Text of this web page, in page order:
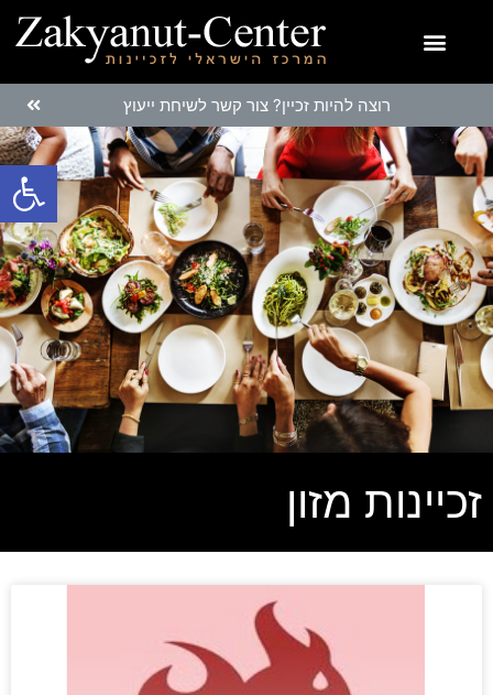
רוצה להיות זכיין? צור קשר לשיחת ייעוץ
זכיינות מזון